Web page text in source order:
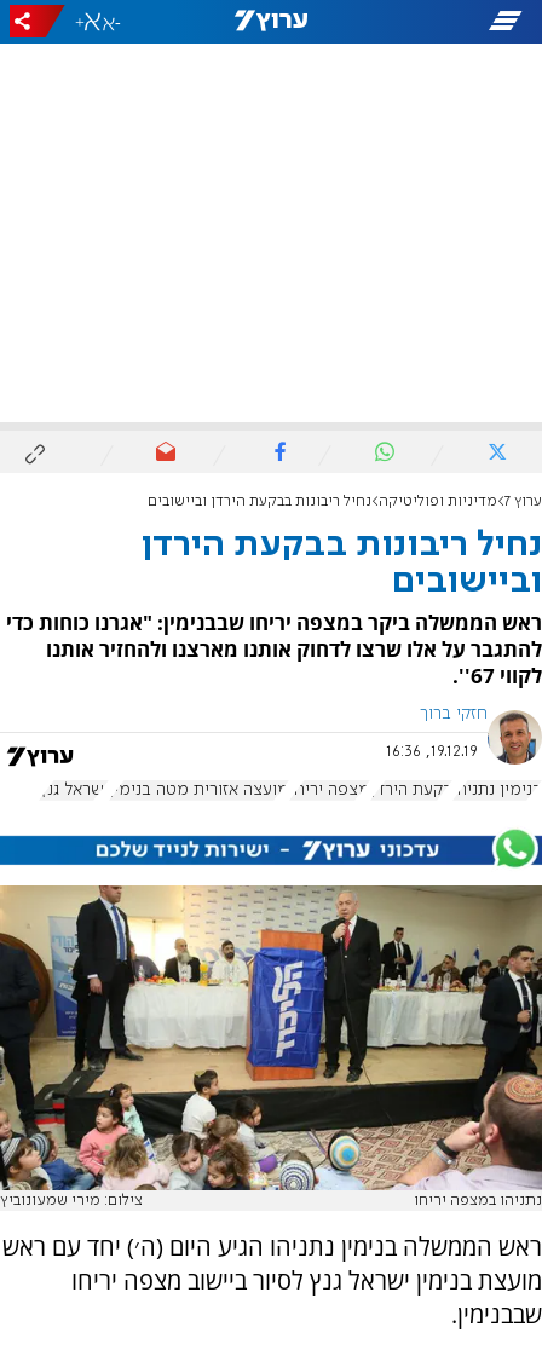
-
+
ערוץ 7 מדיניות ופוליטיקה נחיל ריבונות בבקעת הירדן וביישובים
נחיל ריבונות בבקעת הירדן
וביישובים
ראש הממשלה ביקר במצפה יריחו שבבנימין: "אגרנו כוחות כדי
להתגבר על אלו שרצו לדחוק אותנו מארצנו ולהחזיר אותנו
לקווי 67''.
חזקי ברוך
19.12.19, 16:36
בנימין נתניהו בקעת הירדן מצפה יריחו מועצה אזורית מטה בנימין ישראל גנץ
נתניהו במצפה יריחו צילום: מירי שמעונוביץ
ראש הממשלה בנימין נתניהו הגיע היום (ה׳) יחד עם ראש
מועצת בנימין ישראל גנץ לסיור ביישוב מצפה יריחו
שבבנימין.